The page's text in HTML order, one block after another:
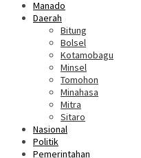
Manado
Daerah
Bitung
Bolsel
Kotamobagu
Minsel
Tomohon
Minahasa
Mitra
Sitaro
Nasional
Politik
Pemerintahan